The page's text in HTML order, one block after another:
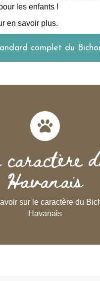
les enfants !
en savoir plus.
complet du
Havanais
sur le caractère du
Havanais
caractère du
Havanais
Havanais est avant tout
sociable.
espiègle et parfois un peu
le caractère du